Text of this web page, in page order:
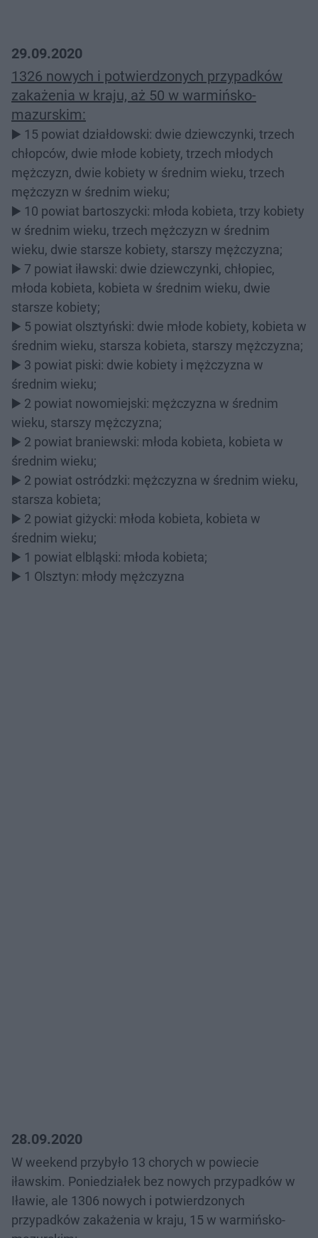
29.09.2020
1326 nowych i potwierdzonych przypadków
zakażenia w kraju, aż 50 w warmińsko-
mazurskim:
▶️ 15 powiat działdowski: dwie dziewczynki, trzech
chłopców, dwie młode kobiety, trzech młodych
mężczyzn, dwie kobiety w średnim wieku, trzech
mężczyzn w średnim wieku;
▶️ 10 powiat bartoszycki: młoda kobieta, trzy kobiety
w średnim wieku, trzech mężczyzn w średnim
wieku, dwie starsze kobiety, starszy mężczyzna;
▶️ 7 powiat iławski: dwie dziewczynki, chłopiec,
młoda kobieta, kobieta w średnim wieku, dwie
starsze kobiety;
▶️ 5 powiat olsztyński: dwie młode kobiety, kobieta w
średnim wieku, starsza kobieta, starszy mężczyzna;
▶️ 3 powiat piski: dwie kobiety i mężczyzna w
średnim wieku;
▶️ 2 powiat nowomiejski: mężczyzna w średnim
wieku, starszy mężczyzna;
▶️ 2 powiat braniewski: młoda kobieta, kobieta w
średnim wieku;
▶️ 2 powiat ostródzki: mężczyzna w średnim wieku,
starsza kobieta;
▶️ 2 powiat giżycki: młoda kobieta, kobieta w
średnim wieku;
▶️ 1 powiat elbląski: młoda kobieta;
▶️ 1 Olsztyn: młody mężczyzna
28.09.2020
W weekend przybyło 13 chorych w powiecie
iławskim. Poniedziałek bez nowych przypadków w
Iławie, ale 1306 nowych i potwierdzonych
przypadków zakażenia w kraju, 15 w warmińsko-